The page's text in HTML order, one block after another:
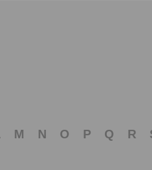
M N O P Q R